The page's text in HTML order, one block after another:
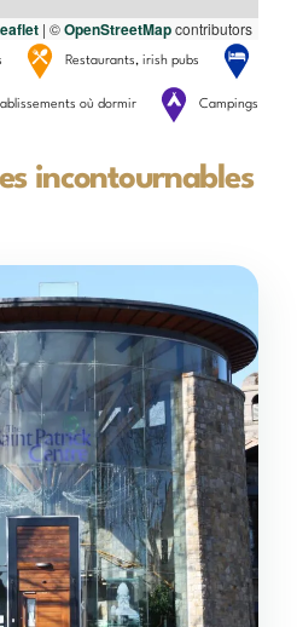
| ©OpenStreetMapcontributors
Restaurants, irish pubs
où dormir Campings
les incontournables